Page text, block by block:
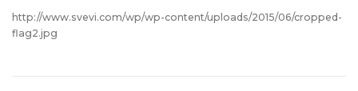
http://www.svevi.com/wp/wp-content/uploads/2015/06/cropped-
flag2.jpg